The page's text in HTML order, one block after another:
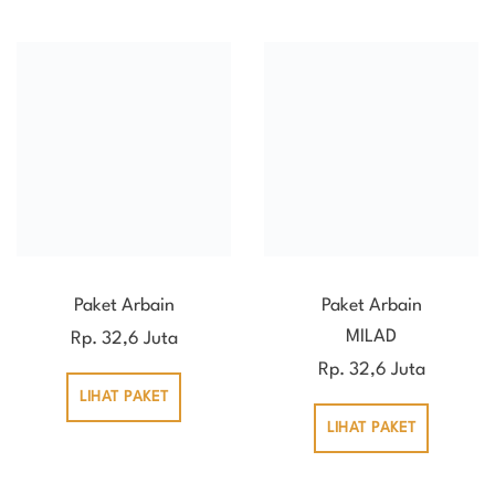
Paket Arbain
Rp. 32,6 Juta
LIHAT PAKET
Paket Arbain
MILAD
Rp. 32,6 Juta
LIHAT PAKET